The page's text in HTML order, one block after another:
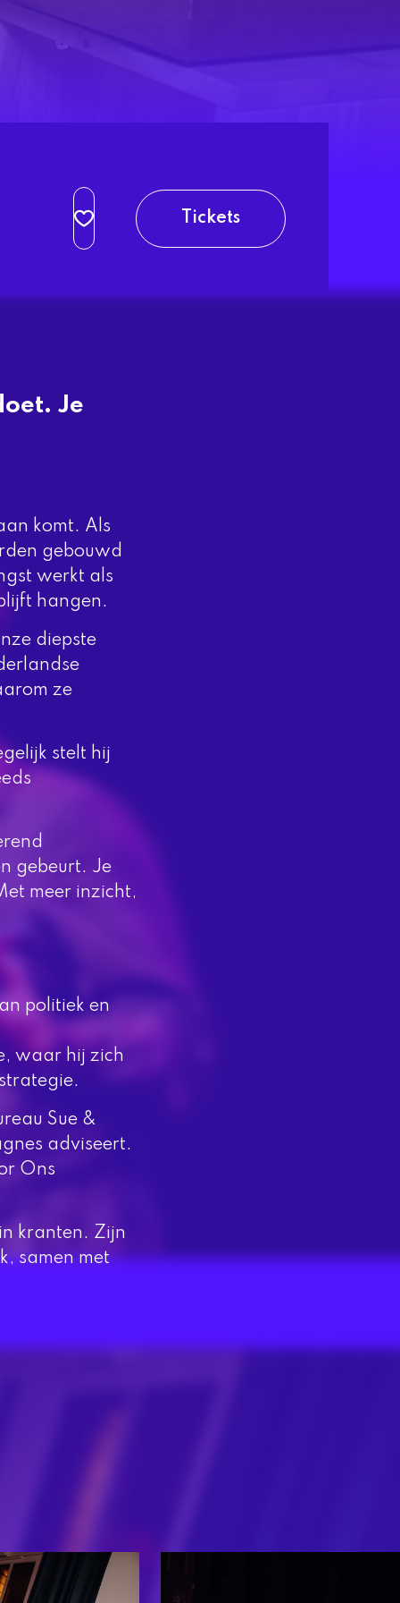
Tickets
Je
komt. Als
gebouwd
werkt als
hangen.
diepste
ze
stelt hij
gebeurt. Je
meer inzicht,
politiek en
waar hij zich
Sue &
adviseert.
Ons
kranten. Zijn
samen met